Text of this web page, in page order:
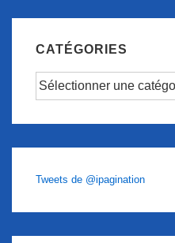
CATÉGORIES
Catégories
Tweets de @ipagination